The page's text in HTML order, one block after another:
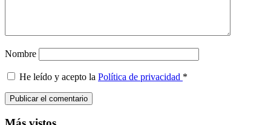
Nombre
He leído y acepto la Política de privacidad *